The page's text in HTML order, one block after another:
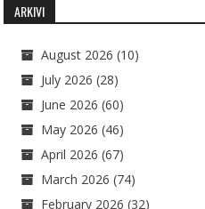
ARKIVI
August 2026 (10)
July 2026 (28)
June 2026 (60)
May 2026 (46)
April 2026 (67)
March 2026 (74)
February 2026 (32)